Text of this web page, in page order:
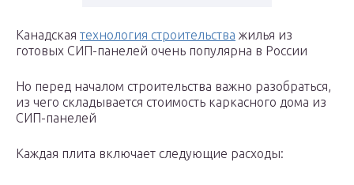
Канадская технология строительства жилья из
готовых СИП-панелей очень популярна в России
Но перед началом строительства важно разобраться,
из чего складывается стоимость каркасного дома из
СИП-панелей
Каждая плита включает следующие расходы: